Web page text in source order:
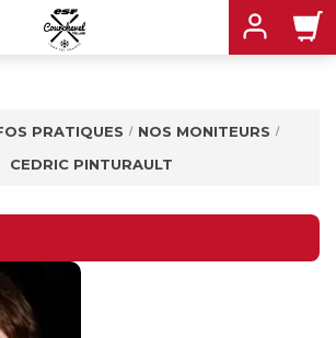
PRATIQUES
NOS MONITEURS
CEDRIC PINTURAULT